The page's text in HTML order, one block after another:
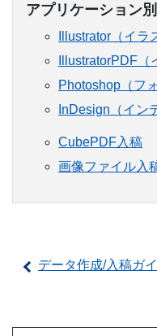
アプリケーション
Illustrator（イラ
IllustratorPDF（
Photoshop（フ
InDesign（イン
CubePDF入稿
画像ファイル入
データ作成/入稿ガ